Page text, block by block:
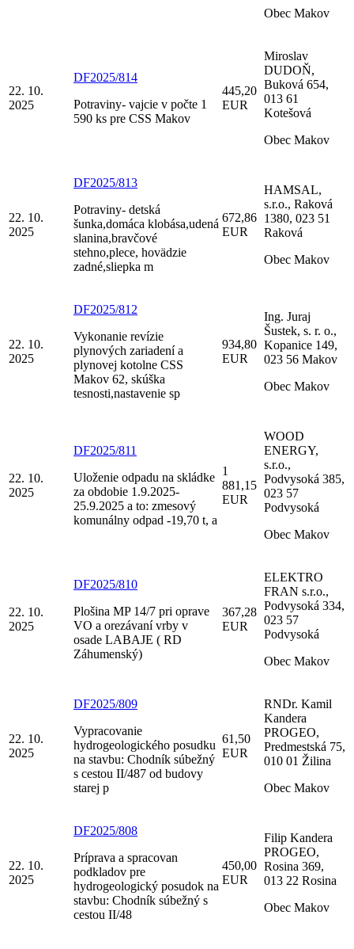
Obec Makov
22. 10.
2025
DF2025/814
Potraviny- vajcie v počte 1
590 ks pre CSS Makov
445,20
EUR
Miroslav
DUDOŇ,
Buková 654,
013 61
Kotešová
Obec Makov
22. 10.
2025
DF2025/813
Potraviny- detská
šunka,domáca klobása,udená
slanina,bravčové
stehno,plece, hovädzie
zadné,sliepka m
672,86
EUR
HAMSAL,
s.r.o., Raková
1380, 023 51
Raková
Obec Makov
22. 10.
2025
DF2025/812
Vykonanie revízie
plynových zariadení a
plynovej kotolne CSS
Makov 62, skúška
tesnosti,nastavenie sp
934,80
EUR
Ing. Juraj
Šustek, s. r. o.,
Kopanice 149,
023 56 Makov
Obec Makov
22. 10.
2025
DF2025/811
Uloženie odpadu na skládke
za obdobie 1.9.2025-
25.9.2025 a to: zmesový
komunálny odpad -19,70 t, a
1
881,15
EUR
WOOD
ENERGY,
s.r.o.,
Podvysoká 385,
023 57
Podvysoká
Obec Makov
22. 10.
2025
DF2025/810
Plošina MP 14/7 pri oprave
VO a orezávaní vrby v
osade LABAJE ( RD
Záhumenský)
367,28
EUR
ELEKTRO
FRAN s.r.o.,
Podvysoká 334,
023 57
Podvysoká
Obec Makov
22. 10.
2025
DF2025/809
Vypracovanie
hydrogeologického posudku
na stavbu: Chodník súbežný
s cestou II/487 od budovy
starej p
61,50
EUR
RNDr. Kamil
Kandera
PROGEO,
Predmestská 75,
010 01 Žilina
Obec Makov
22. 10.
2025
DF2025/808
Príprava a spracovan
podkladov pre
hydrogeologický posudok na
stavbu: Chodník súbežný s
cestou II/48
450,00
EUR
Filip Kandera
PROGEO,
Rosina 369,
013 22 Rosina
Obec Makov